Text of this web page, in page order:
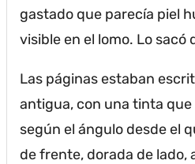
gastado que parecía piel
visible en el lomo. Lo sacó
Las páginas estaban
antigua, con una tinta
según el ángulo desde el
de frente, dorada de lado,